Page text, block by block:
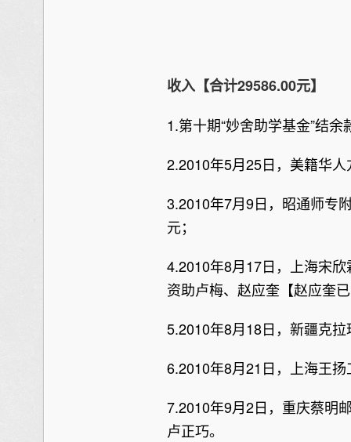
收入【合计29586.00元】
1.第十期“妙舍助学基金”结
2.2010年5月25日，美籍华
3.2010年7月9日，昭通师专
元；
4.2010年8月17日，上海宋
资助卢梅、赵应奎【赵应奎
5.2010年8月18日，新疆克
6.2010年8月21日，上海王
7.2010年9月2日，重庆蔡明
卢正巧。